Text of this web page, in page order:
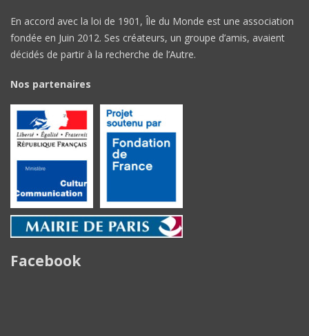
En accord avec la loi de 1901, Île du Monde est une association
fondée en Juin 2012. Ses créateurs, un groupe d’amis, avaient
décidés de partir à la recherche de l’Autre.
Nos partenaires
Facebook